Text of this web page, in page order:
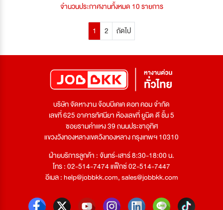
จำนวนประกาศงานทั้งหมด 10 รายการ
1 2 ถัดไป
บริษัท จัดหางาน จ๊อบบีเคเค ดอท คอม จำกัด
เลขที่ 625 อาคารทัศนียา ห้องเลขที่ ยูนิต ดี ชั้น 5
ซอยรามคำแหง 39 ถนนประชาอุทิศ
แขวงวังทองหลางเขตวังทองหลาง กรุงเทพฯ 10310
ฝ่ายบริการลูกค้า : จันทร์-เสาร์ 8:30-18:00 น.
โทร : 02-514-7474 แฟ็กซ์ 02-514-7447
อีเมล :help@jobbkk.com,sales@jobbkk.com